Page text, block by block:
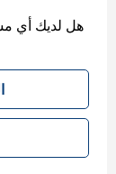
هل لديك أي